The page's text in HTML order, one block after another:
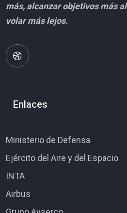
más, alcanzar objetivos más
volar más lejos.
Enlaces
Ministerio de Defensa
Ejército del Aire y del Espacio
INTA
Airbus